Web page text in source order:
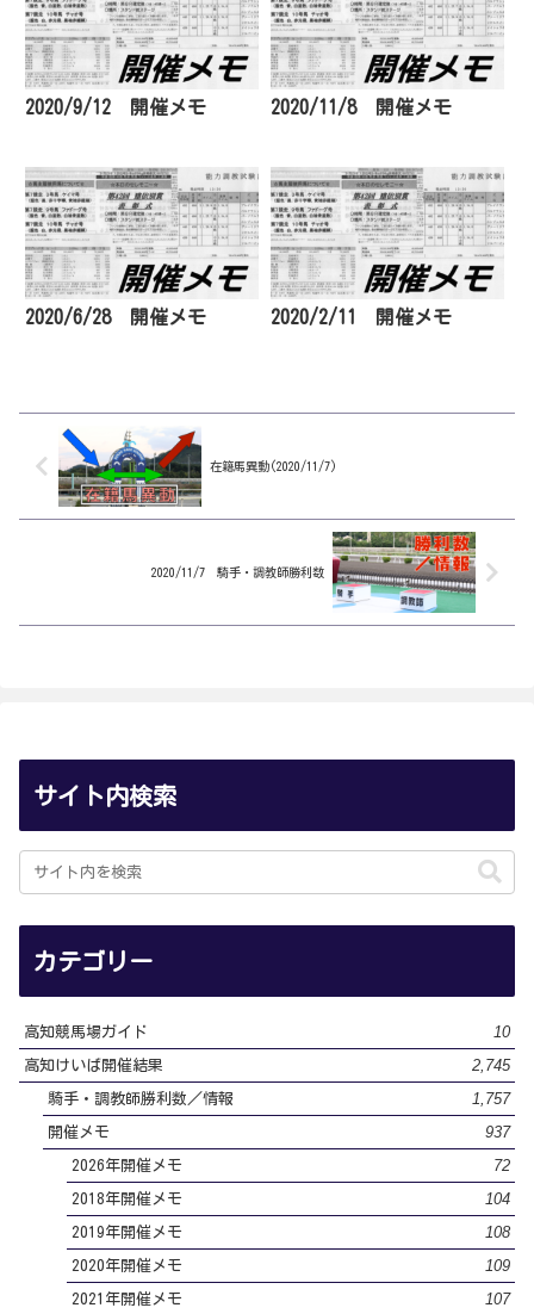
2020/9/12 開催メモ 2020/11/8 開催メモ
2020/6/28 開催メモ 2020/2/11 開催メモ
在籍馬異動(2020/11/7)
2020/11/7 騎手・調教師勝利数
サイト内検索
カテゴリー
高知競馬場ガイド 10
高知けいば開催結果 2,745
騎手・調教師勝利数／情報 1,757
開催メモ 937
2026年開催メモ 72
2018年開催メモ 104
2019年開催メモ 108
2020年開催メモ 109
2021年開催メモ 107